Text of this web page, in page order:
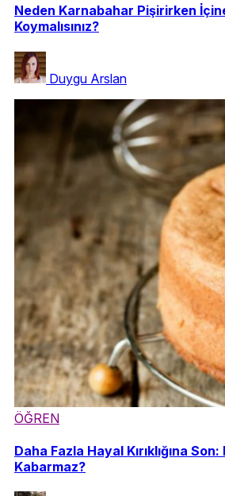
Neden Karnabahar Pişirirken
Koymalısınız?
Duygu Arslan
ÖĞREN
Daha Fazla Hayal Kırıklığına
Kabarmaz?